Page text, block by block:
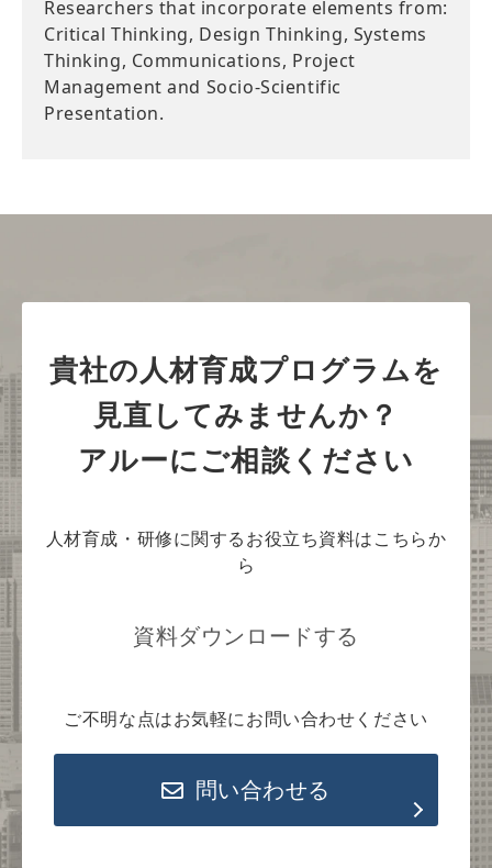
Researchers that incorporate elements from:
Critical Thinking, Design Thinking, Systems
Thinking, Communications, Project
Management and Socio-Scientific
Presentation.
貴社の人材育成プログラムを
見直してみませんか？
アルーにご相談ください
人材育成・研修に関するお役立ち資料はこちらか
ら
資料ダウンロードする
ご不明な点はお気軽にお問い合わせください
問い合わせる